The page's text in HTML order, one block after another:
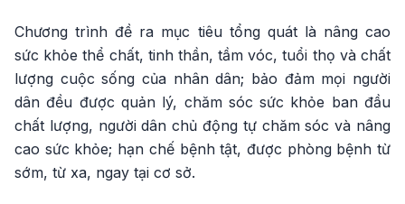
Chương trình đề ra mục tiêu tổng quát là nâng cao
sức khỏe thể chất, tinh thần, tầm vóc, tuổi thọ và chất
lượng cuộc sống của nhân dân; bảo đảm mọi người
dân đều được quản lý, chăm sóc sức khỏe ban đầu
chất lượng, người dân chủ động tự chăm sóc và nâng
cao sức khỏe; hạn chế bệnh tật, được phòng bệnh từ
sớm, từ xa, ngay tại cơ sở.